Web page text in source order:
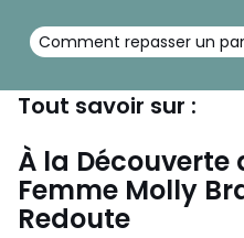
Comment repasser un
Tout savoir sur :
À la Découverte
Femme Molly
Redoute